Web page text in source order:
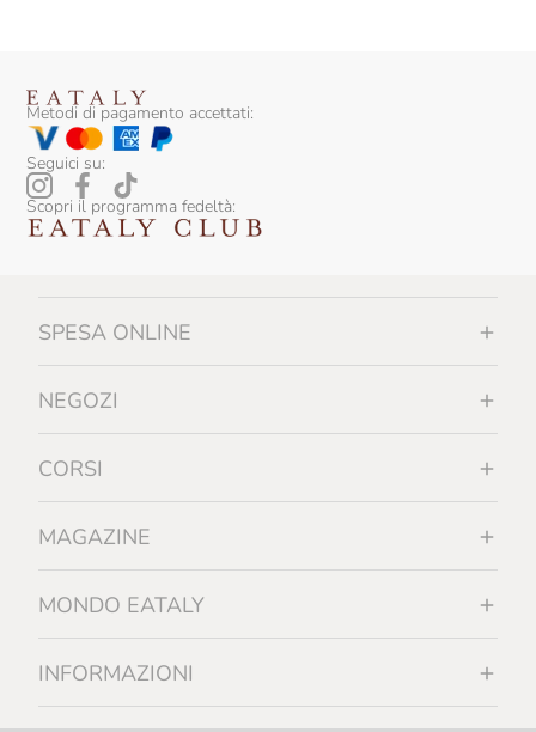
Metodi di pagamento accettati:
Seguici su:
Scopri il programma fedeltà:
SPESA ONLINE
NEGOZI
CORSI
MAGAZINE
MONDO EATALY
INFORMAZIONI